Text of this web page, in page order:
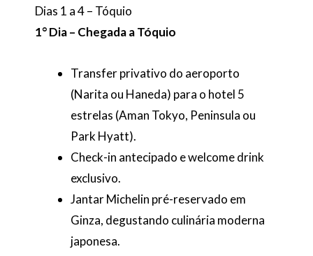
Dias 1 a 4 – Tóquio
1° Dia – Chegada a Tóquio
Transfer privativo do aeroporto
(Narita ou Haneda) para o hotel 5
estrelas (Aman Tokyo, Peninsula ou
Park Hyatt).
Check-in antecipado e welcome drink
exclusivo.
Jantar Michelin pré-reservado em
Ginza, degustando culinária moderna
japonesa.